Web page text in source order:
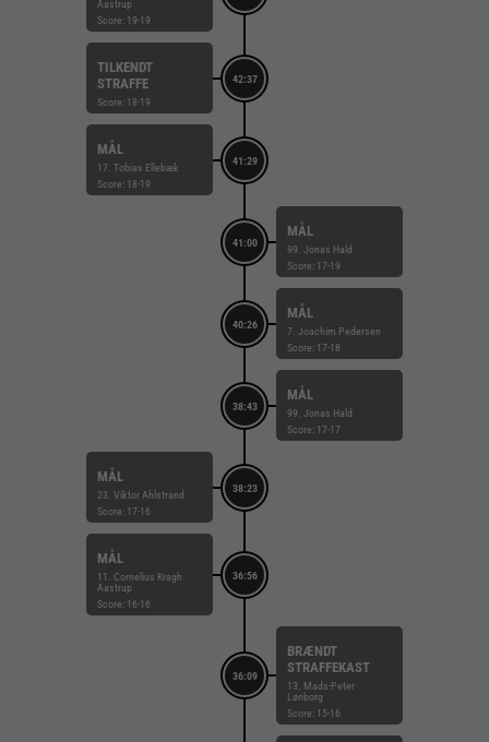
Aastrup
Score: 19-19
42:37
TILKENDT
STRAFFE
Score: 18-19
41:29
MÅL
17. Tobias Ellebæk
Score: 18-19
41:00
MÅL
99. Jonas Hald
Score: 17-19
40:26
MÅL
7. Joachim Pedersen
Score: 17-18
38:43
MÅL
99. Jonas Hald
Score: 17-17
38:23
MÅL
23. Viktor Ahlstrand
Score: 17-16
36:56
MÅL
11. Cornelius Kragh
Aastrup
Score: 16-16
36:09
BRÆNDT
STRAFFEKAST
13. Mads-Peter
Lønborg
Score: 15-16